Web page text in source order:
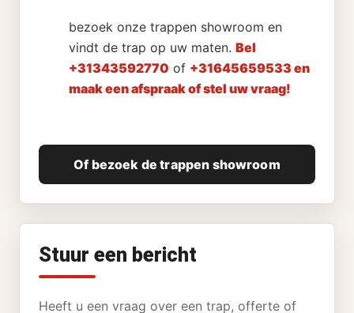
bezoek onze trappen showroom en
vindt de trap op uw maten. Bel
+31343592770 of +31645659533 en
maak een afspraak of stel uw vraag!
Of bezoek de trappen showroom
Stuur een bericht
Heeft u een vraag over een trap, offerte of